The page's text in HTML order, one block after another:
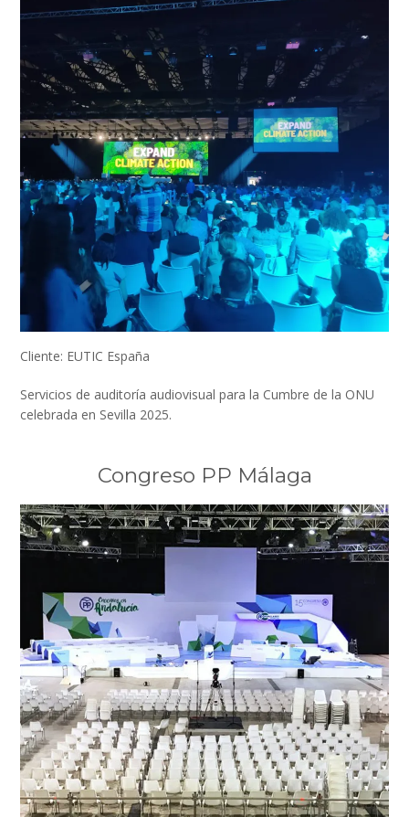
Cliente: EUTIC España
Servicios de auditoría audiovisual para la Cumbre de la ONU
celebrada en Sevilla 2025.
Congreso PP Málaga